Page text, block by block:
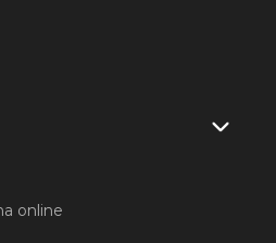
online